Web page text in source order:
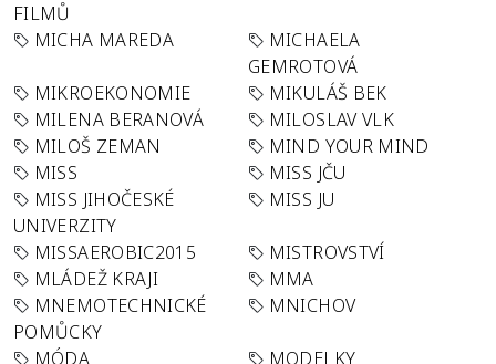
FILMŮ
MICHA MAREDA
MICHAELA
GEMROTOVÁ
MIKROEKONOMIE
MIKULÁŠ BEK
MILENA BERANOVÁ
MILOSLAV VLK
MILOŠ ZEMAN
MIND YOUR MIND
MISS
MISS JČU
MISS JIHOČESKÉ
UNIVERZITY
MISS JU
MISSAEROBIC2015
MISTROVSTVÍ
MLÁDEŽ KRAJI
MMA
MNEMOTECHNICKÉ
POMŮCKY
MNICHOV
MÓDA
MODELKY